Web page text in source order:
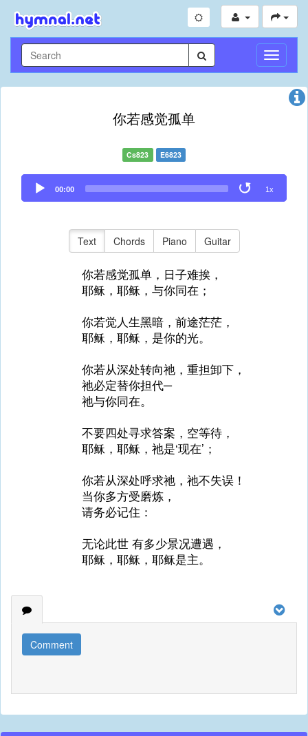
Toggle
你若感觉孤单
Cs823 E6823
Audio
Player
00:00 1x
Text Chords Piano Guitar
你若感觉孤单，日子难挨，
耶稣，耶稣，与你同在；
你若觉人生黑暗，前途茫茫，
耶稣，耶稣，是你的光。
你若从深处转向祂，重担卸下，
祂必定替你担代─
祂与你同在。
不要四处寻求答案，空等待，
耶稣，耶稣，祂是‘现在’；
你若从深处呼求祂，祂不失误！
当你多方受磨炼，
请务必记住：
无论此世 有多少景况遭遇，
耶稣，耶稣，耶稣是主。
Comment